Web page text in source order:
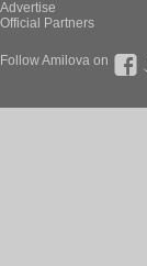
Advertise
Official Partners
Follow Amilova on